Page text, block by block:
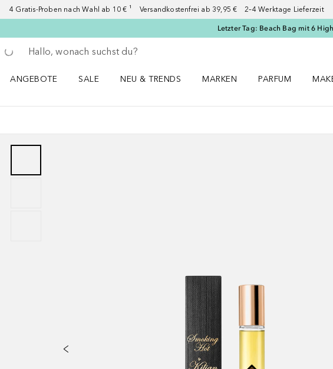
4 Gratis-Proben nach Wahl ab 10 € ¹ Versandkostenfrei ab 39,95 € 2–4 Werktage Lieferzeit
Letzter Tag: Beach Bag mit 6
Gehe zurück
Suche ausführen
ANGEBOTE
SALE
NEU & TRENDS
MARKEN
PARFUM